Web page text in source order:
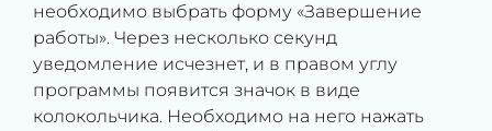
необходимо выбрать форму «Завершение
работы». Через несколько секунд
уведомление исчезнет, и в правом углу
программы появится значок в виде
колокольчика. Необходимо на него нажать